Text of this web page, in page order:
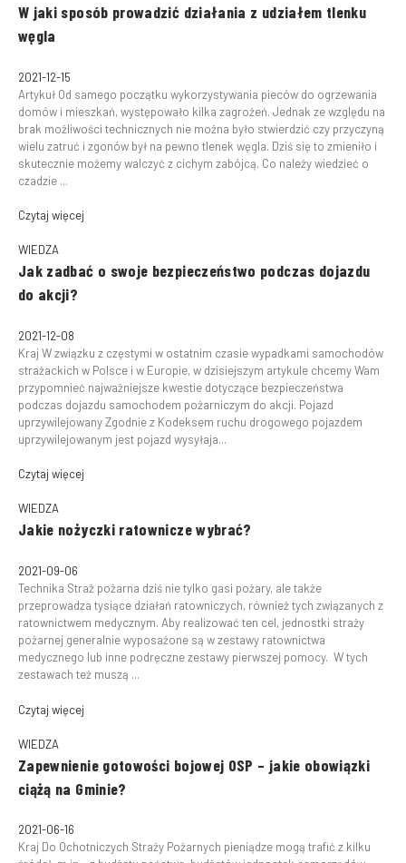
W jaki sposób prowadzić działania z udziałem tlenku
węgla
2021-12-15
Artykuł Od samego początku wykorzystywania pieców do ogrzewania
domów i mieszkań, występowało kilka zagrożeń. Jednak ze względu na
brak możliwości technicznych nie można było stwierdzić czy przyczyną
wielu zatruć i zgonów był na pewno tlenek węgla. Dziś się to zmieniło i
skutecznie możemy walczyć z cichym zabójcą. Co należy wiedzieć o
czadzie ...
Czytaj więcej
WIEDZA
Jak zadbać o swoje bezpieczeństwo podczas dojazdu
do akcji?
2021-12-08
Kraj W związku z częstymi w ostatnim czasie wypadkami samochodów
strażackich w Polsce i w Europie, w dzisiejszym artykule chcemy Wam
przypomnieć najważniejsze kwestie dotyczące bezpieczeństwa
podczas dojazdu samochodem pożarniczym do akcji. Pojazd
uprzywilejowany Zgodnie z Kodeksem ruchu drogowego pojazdem
uprzywilejowanym jest pojazd wysyłaja...
Czytaj więcej
WIEDZA
Jakie nożyczki ratownicze wybrać?
2021-09-06
Technika Straż pożarna dziś nie tylko gasi pożary, ale także
przeprowadza tysiące działań ratowniczych, również tych związanych z
ratownictwem medycznym. Aby realizować ten cel, jednostki straży
pożarnej generalnie wyposażone są w zestawy ratownictwa
medycznego lub inne podręczne zestawy pierwszej pomocy. W tych
zestawach też muszą ...
Czytaj więcej
WIEDZA
Zapewnienie gotowości bojowej OSP – jakie obowiązki
ciążą na Gminie?
2021-06-16
Kraj Do Ochotniczych Straży Pożarnych pieniądze mogą trafić z kilku